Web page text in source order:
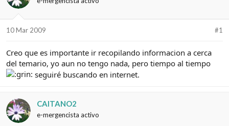
o
d
t
e
m
n
o
10 Mar 2009 #1
Creo que es importante ir recopilando informacion a cerca
del temario, yo aun no tengo nada, pero tiempo al tiempo
seguiré buscando en internet.
CAITANO2
e-mergencista activo